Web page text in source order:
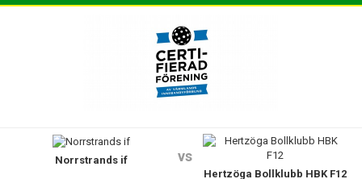
Norrstrands if vs
Hertzöga Bollklubb HBK F12